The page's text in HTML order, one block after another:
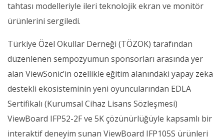
tahtası modelleriyle ileri teknolojik ekran ve monitör
ürünlerini sergiledi.
Türkiye Özel Okullar Derneği (TÖZOK) tarafından
düzenlenen sempozyumun sponsorları arasında yer
alan ViewSonic’in özellikle eğitim alanındaki yapay zeka
destekli ekosisteminin yeni oyuncularından EDLA
Sertifikalı (Kurumsal Cihaz Lisans Sözleşmesi)
ViewBoard IFP52-2F ve 5K çözünürlüğüyle kapsamlı bir
interaktif deneyim sunan ViewBoard IFP105S ürünleri